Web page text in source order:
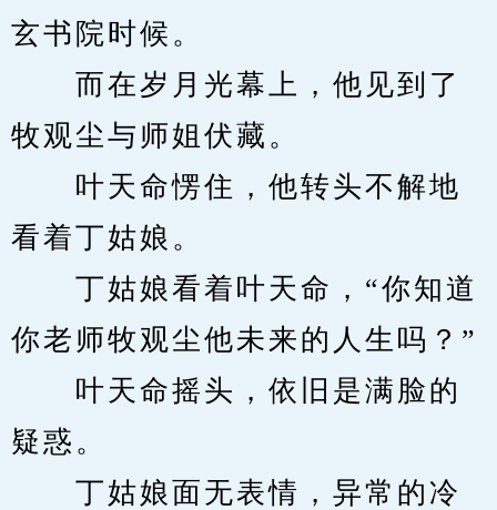
玄书院时候。
而在岁月光幕上，他见到了
牧观尘与师姐伏藏。
叶天命愣住，他转头不解地
看着丁姑娘。
丁姑娘看着叶天命，“你知道
你老师牧观尘他未来的人生吗？”
叶天命摇头，依旧是满脸的
疑惑。
丁姑娘面无表情，异常的冷